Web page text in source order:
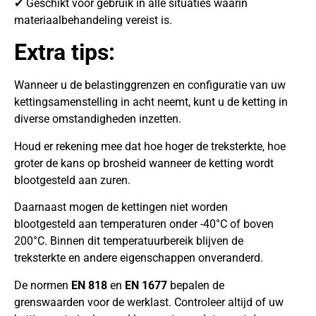
✔ Geschikt voor gebruik in alle situaties waarin
materiaalbehandeling vereist is.
Extra tips:
Wanneer u de belastinggrenzen en configuratie van uw
kettingsamenstelling in acht neemt, kunt u de ketting in
diverse omstandigheden inzetten.
Houd er rekening mee dat hoe hoger de treksterkte, hoe
groter de kans op brosheid wanneer de ketting wordt
blootgesteld aan zuren.
Daarnaast mogen de kettingen niet worden
blootgesteld aan temperaturen onder -40°C of boven
200°C. Binnen dit temperatuurbereik blijven de
treksterkte en andere eigenschappen onveranderd.
De normen EN 818 en EN 1677 bepalen de
grenswaarden voor de werklast. Controleer altijd of uw